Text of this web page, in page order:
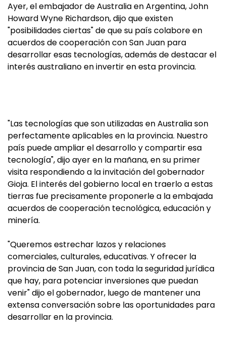
Ayer, el embajador de Australia en Argentina, John
Howard Wyne Richardson, dijo que existen
"posibilidades ciertas" de que su país colabore en
acuerdos de cooperación con San Juan para
desarrollar esas tecnologías, además de destacar el
interés australiano en invertir en esta provincia.
"Las tecnologías que son utilizadas en Australia son
perfectamente aplicables en la provincia. Nuestro
país puede ampliar el desarrollo y compartir esa
tecnología", dijo ayer en la mañana, en su primer
visita respondiendo a la invitación del gobernador
Gioja. El interés del gobierno local en traerlo a estas
tierras fue precisamente proponerle a la embajada
acuerdos de cooperación tecnológica, educación y
minería.
"Queremos estrechar lazos y relaciones
comerciales, culturales, educativas. Y ofrecer la
provincia de San Juan, con toda la seguridad jurídica
que hay, para potenciar inversiones que puedan
venir" dijo el gobernador, luego de mantener una
extensa conversación sobre las oportunidades para
desarrollar en la provincia.